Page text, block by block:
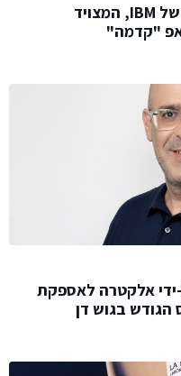
לראשונה בעולם: מחשב קוונטי של IBM, המצויד
"קדמה"
אלקטרה לאספקת
בגוש דן